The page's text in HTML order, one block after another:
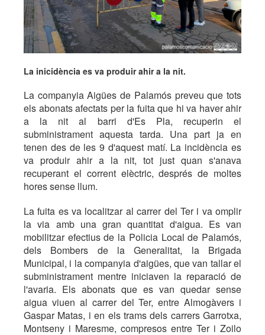
La inicidència es va produir ahir a la nit.
La companyia Aigües de Palamós preveu que tots
els abonats afectats per la fuita que hi va haver ahir
a la nit al barri d'Es Pla, recuperin el
subministrament aquesta tarda. Una part ja en
tenen des de les 9 d'aquest matí. La incidència es
va produir ahir a la nit, tot just quan s'anava
recuperant el corrent elèctric, després de moltes
hores sense llum.
La fuita es va localitzar al carrer del Ter i va omplir
la via amb una gran quantitat d'aigua. Es van
mobilitzar efectius de la Policia Local de Palamós,
dels Bombers de la Generalitat, la Brigada
Municipal, i la companyia d'aigües, que van tallar el
subministrament mentre iniciaven la reparació de
l'avaria. Els abonats que es van quedar sense
aigua viuen al carrer del Ter, entre Almogàvers i
Gaspar Matas, i en els trams dels carrers Garrotxa,
Montseny i Maresme, compresos entre Ter i Zoilo